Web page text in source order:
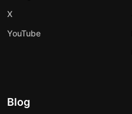
X
YouTube
Blog